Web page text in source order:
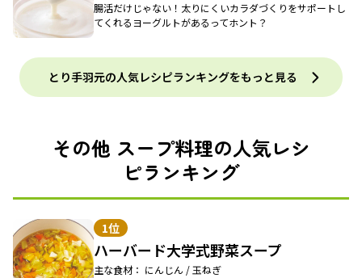
腸活だけじゃない！太りにくいカラダづくりをサポートし
てくれるヨーグルトがあるってホント？
とり手羽元の人気レシピランキングをもっと見る
その他 スープ料理の人気レシ
ピランキング
1位
ハーバード大学式野菜スープ
主な食材： にんじん / 玉ねぎ